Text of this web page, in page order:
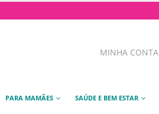
MINHA CONTA
PARA MAMÃES SAÚDE E BEM ESTAR